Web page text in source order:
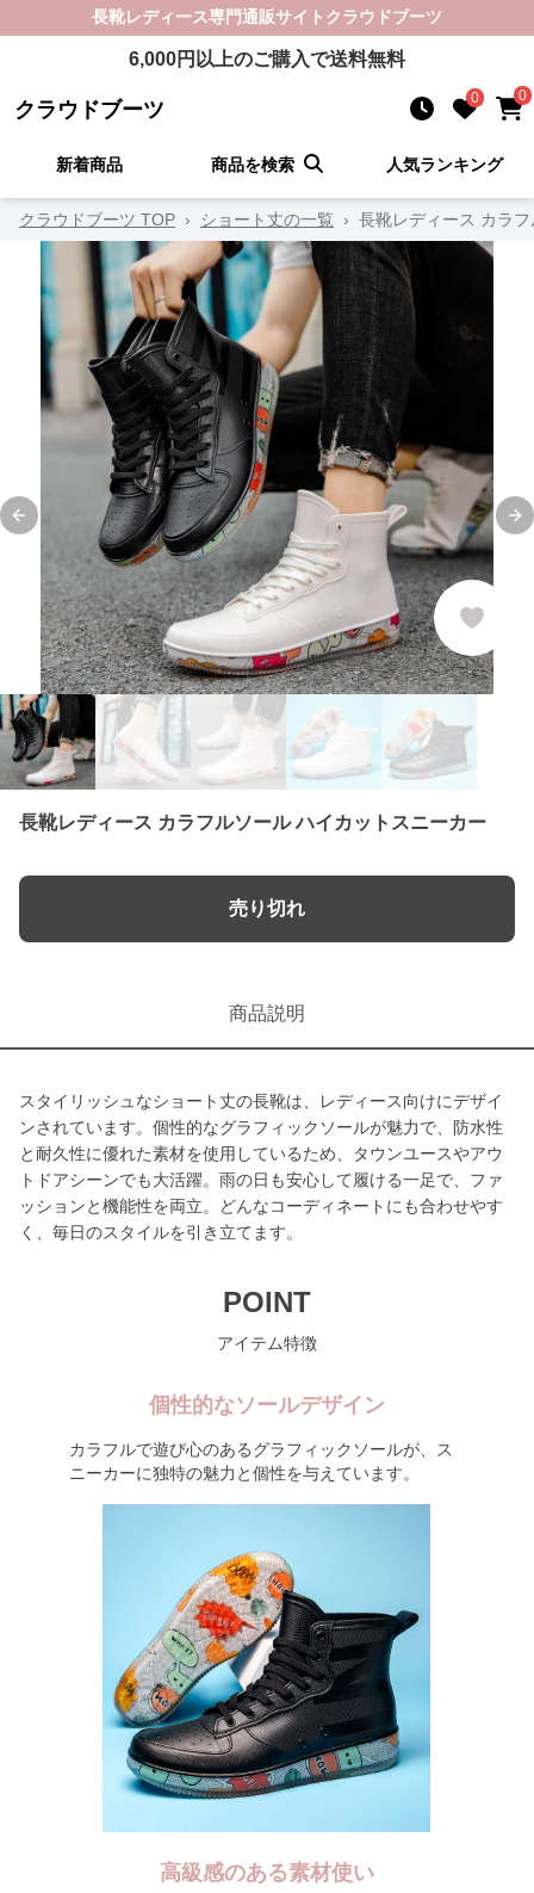
長靴レディース専門通販サイト クラウドブーツ
6,000円以上のご購入で送料無料
クラウドブーツ 0 0
新着商品 商品を検索 人気ランキング
クラウドブーツ TOP › ショート丈の一覧 › 長靴レディース カラ
Previous slide
長靴レディース カラフルソール ハイカットスニーカー
売り切れ
商品説明
スタイリッシュなショート丈の長靴は、レディース向けにデザイ
ンされています。個性的なグラフィックソールが魅力で、防水性
と耐久性に優れた素材を使用しているため、タウンユースやアウ
トドアシーンでも大活躍。雨の日も安心して履ける一足で、ファ
ッションと機能性を両立。どんなコーディネートにも合わせやす
く、毎日のスタイルを引き立てます。
POINT
アイテム特徴
個性的なソールデザイン
カラフルで遊び心のあるグラフィックソールが、ス
ニーカーに独特の魅力と個性を与えています。
高級感のある素材使い